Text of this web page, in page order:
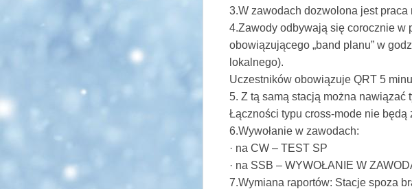
3.W zawodach dozwolona jest praca
4.Zawody odbywają się corocznie w
obowiązującego „band planu” w
lokalnego).
Uczestników obowiązuje QRT 5
5. Z tą samą stacją można nawiązać
Łączności typu cross-mode nie będą
6.Wywołanie w zawodach:
· na CW – TEST SP
· na SSB – WYWOŁANIE W
7.Wymiana raportów: Stacje spoza